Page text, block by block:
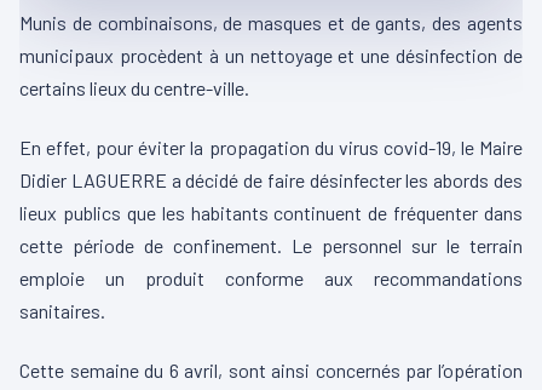
Munis de combinaisons, de masques et de gants, des agents
municipaux procèdent à un nettoyage et une désinfection de
certains lieux du centre-ville.
En effet, pour éviter la propagation du virus covid-19, le Maire
Didier LAGUERRE a décidé de faire désinfecter les abords des
lieux publics que les habitants continuent de fréquenter dans
cette période de confinement. Le personnel sur le terrain
emploie un produit conforme aux recommandations
sanitaires.
Cette semaine du 6 avril, sont ainsi concernés par l’opération